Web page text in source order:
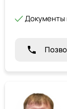
Документы